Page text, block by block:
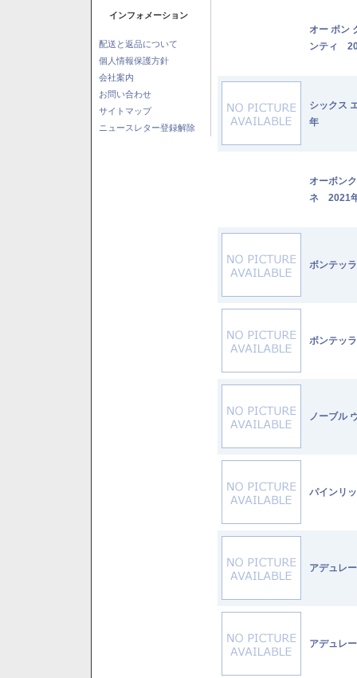
インフォメーション
配送と返品について
個人情報保護方針
会社案内
お問い合わせ
サイトマップ
ニュースレター登録解除
オー ボン
ンティ
シックス
年
オーボン
ネ 2021
ボンテッ
ボンテッ
ノーブル
パインリ
アデュレ
アデュレ